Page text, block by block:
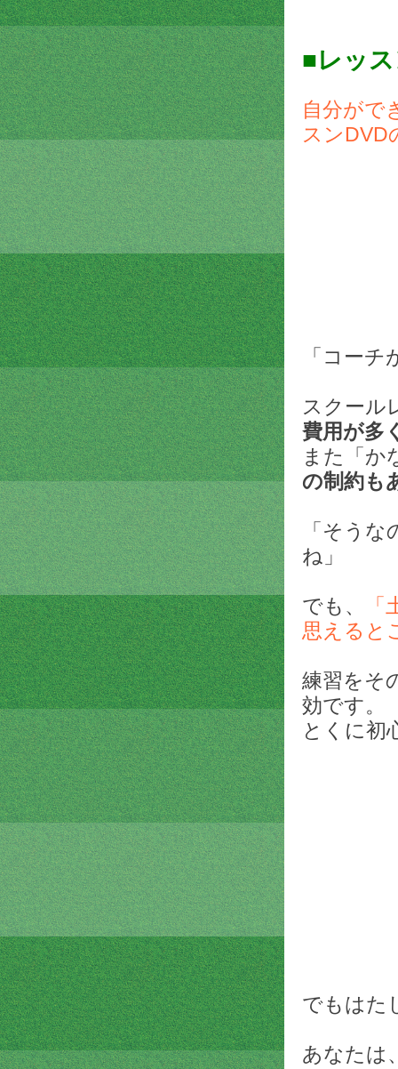
■レッ
自分がで
スンDVD
「コー
スクール
費用が多
また「か
の制約も
「そう
ね」
でも、
思えると
練習をそ
効です。
とくに初
でもはた
あなたは